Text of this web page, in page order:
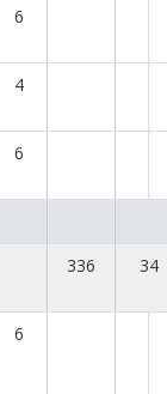
6
4
6
336 34
6